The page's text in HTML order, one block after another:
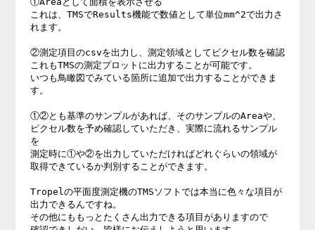
これは、TMSでResults機能で数値として単位mm^2で出力さ
れます。
②測定項目のcsvを出力し、測定領域としてピクセル数を確認
これもTMSの測定プロットに出力することが可能です。
いつも鳥瞰図でみている箇所に追加で出力することができま
す。
①②とも基準のサンプルがあれば、そのサンプルのAreaや、
ピクセル数を予め確認していただき、実際に流れるサンプル
を
測定時に①や②を出力していただければどれぐらいの領域が
取得できているか判別することができます。
Tropelの平面度測定機のTMSソフトでは本当に色々な項目が
出力できるんですね。
その他にももっとたくさん出力できる項目がありますので